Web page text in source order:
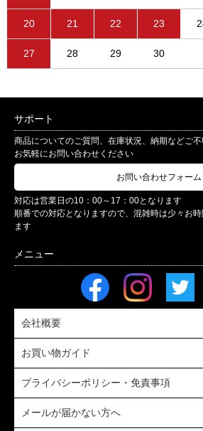
20 21 22 23
27 28 29 30
サポート
商品についてのご質問、在庫状況、納期などご不
お気軽にお問い合わせください
お問い合わせフォーム
対応は営業日の10：00～17：00となります
順番での対応となりますので、混雑時は少々お
ます
会社概要
お買い物ガイド
プライバシーポリシー・免責事項
メールが届かない方へ